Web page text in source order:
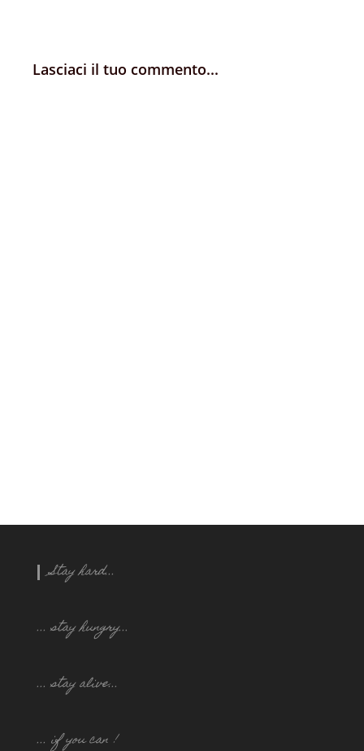
Lasciaci il tuo commento...
Stay hard...
... stay hungry...
... stay alive...
... if you can !